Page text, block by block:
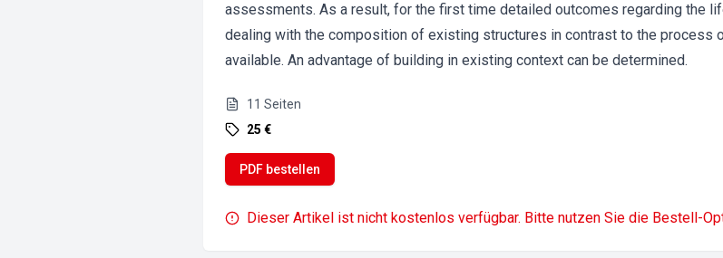
assessments. As a result, for the first time detailed outcomes regarding the
dealing with the composition of existing structures in contrast to the process
available. An advantage of building in existing context can be determined.
11 Seiten
25 €
PDF bestellen
Dieser Artikel ist nicht kostenlos verfügbar. Bitte nutzen Sie die Bestell-